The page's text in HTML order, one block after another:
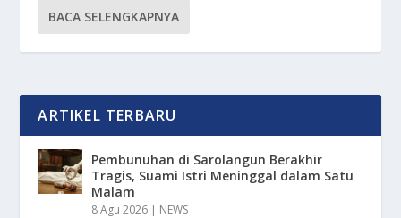
BACA SELENGKAPNYA
ARTIKEL TERBARU
Pembunuhan di Sarolangun Berakhir
Tragis, Suami Istri Meninggal dalam Satu
Malam
8 Agu 2026 | NEWS